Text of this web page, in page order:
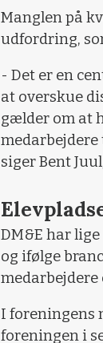
Manglen på
udfordring,
- Det er en
at overskue
gælder om at
medarbejdere
siger Bent
DM&E har
og ifølge
medarbejdere
I foreningens
foreningen i